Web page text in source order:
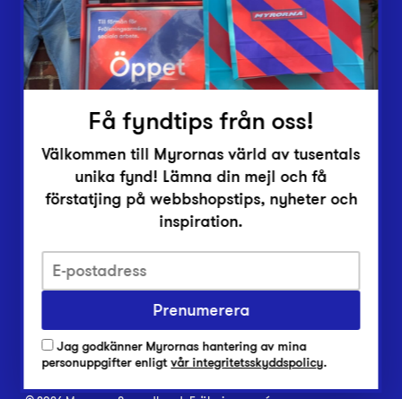
Inlämningsplatser
Om Myrorna
Lediga jobb
Pressrum
Integritetsskyddspolicy
Har du frågor om onlineköp, leverans eller retur?
Har du frågor om vår verksamhet?
Vanliga frågor om Myrorna
Få fyndtips från oss!
Välkommen till Myrornas värld av tusentals
unika fynd! Lämna din mejl och få
förstatjing på webbshopstips, nyheter och
inspiration.
Prenumerera
Jag godkänner Myrornas hantering av mina
personuppgifter enligtvår integritetsskyddspolicy.